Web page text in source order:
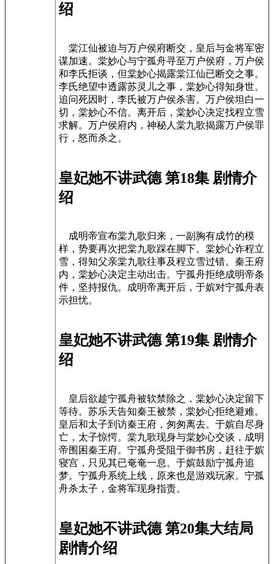
绍
棠江仙被迫与万户侯府断交，皇后与金将军密
谋加速。棠妙心与宁孤舟寻至万户侯府，万户侯
和李氏拒谈，但棠妙心揭露棠江仙已断交之事。
李氏绝望中透露苏灵儿之事，棠妙心得知身世。
追问死因时，李氏被万户侯杀害。万户侯坦白一
切，棠妙心不信。离开后，棠妙心决定找程立雪
求解。万户侯府内，神秘人棠九歌揭露万户侯罪
行，怒而杀之。
皇妃她不讲武德 第18集 剧情介
绍
成明帝宣布棠九歌归来，一副胸有成竹的模
样，势要再次把棠九歌踩在脚下。棠妙心诈程立
雪，得知父亲棠九歌往事及程立雪过错。秦王府
内，棠妙心决定主动出击。宁孤舟拒绝成明帝条
件，坚持报仇。成明帝离开后，于嫔对宁孤舟表
示担忧。
皇妃她不讲武德 第19集 剧情介
绍
皇后欲趁宁孤舟被软禁除之，棠妙心决定留下
等待。苏乐天告知秦王被禁，棠妙心拒绝避难。
皇后和太子到访秦王府，匆匆离去。于嫔自尽身
亡，太子惊愕。棠九歌现身与棠妙心交谈，成明
帝围困秦王府。宁孤舟受阻于御书房，赶往于嫔
寝宫，只见其已奄奄一息。于嫔鼓励宁孤舟追
梦。宁孤舟系统上线，原来也是游戏玩家。宁孤
舟杀太子，金将军现身指责。
皇妃她不讲武德 第20集大结局
剧情介绍